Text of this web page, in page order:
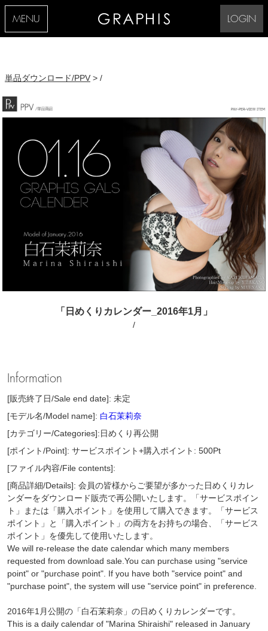
MENU LOGIN
単品ダウンロード/PPV > /
「日めくりカレンダー_2016年1月」
/
Information
[販売終了日/Sale end date]: 未定
[モデル名/Model name]: 白石茉莉奈
[カテゴリー/Categories]:日めくり再公開
[ポイント/Point]: サービスポイント+購入ポイント: 500Pt
[ファイル内容/File contents]:
[商品詳細/Details]: 会員の皆様からご要望が多かった日めくりカレ
ンダーをダウンロード販売で再公開いたします。「サービスポイン
ト」または「購入ポイント」を使用して購入できます。「サービス
ポイント」と「購入ポイント」の両方をお持ちの場合、「サービス
ポイント」を優先して使用いたします。
We will re-release the date calendar which many members
requested from download sale.You can purchase using "service
point" or "purchase point". If you have both "service point" and
"purchase point", the system will use "service point" in preference.
2016年1月公開の「白石茉莉奈」の日めくりカレンダーです。
This is a daily calendar of "Marina Shiraishi" released in January